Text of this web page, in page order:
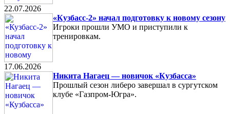
22.07.2026
«Кузбасс-2» начал подготовку к новому сезону
Игроки прошли УМО и приступили к
тренировкам.
17.06.2026
Никита Нагаец — новичок «Кузбасса»
Прошлый сезон либеро завершал в сургутском
клубе «Газпром-Югра».